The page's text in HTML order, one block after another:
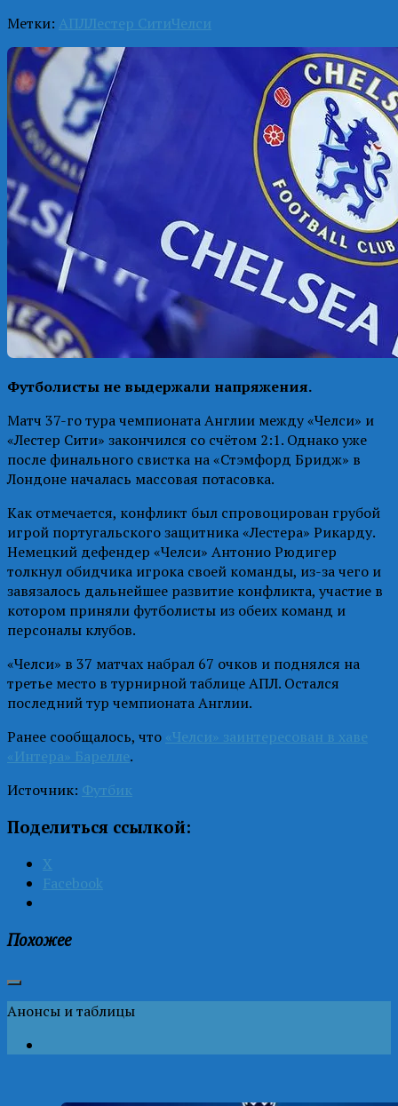
Метки: АПЛЛестер СитиЧелси
Футболисты не выдержали напряжения.
Матч 37-го тура чемпионата Англии между «Челси» и
«Лестер Сити» закончился со счётом 2:1. Однако уже
после финального свистка на «Стэмфорд Бридж» в
Лондоне началась массовая потасовка.
Как отмечается, конфликт был спровоцирован грубой
игрой португальского защитника «Лестера» Рикарду.
Немецкий дефендер «Челси» Антонио Рюдигер
толкнул обидчика игрока своей команды, из-за чего и
завязалось дальнейшее развитие конфликта, участие в
котором приняли футболисты из обеих команд и
персоналы клубов.
«Челси» в 37 матчах набрал 67 очков и поднялся на
третье место в турнирной таблице АПЛ. Остался
последний тур чемпионата Англии.
Ранее сообщалось, что «Челси» заинтересован в хаве
«Интера» Барелле.
Источник: Футбик
Поделиться ссылкой:
X
Facebook
Похожее
Анонсы и таблицы